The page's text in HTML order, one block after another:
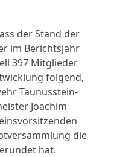
der Stand der
im Berichtsjahr
397 Mitglieder
folgend,
Taunusstein-
Joachim
die
hat.